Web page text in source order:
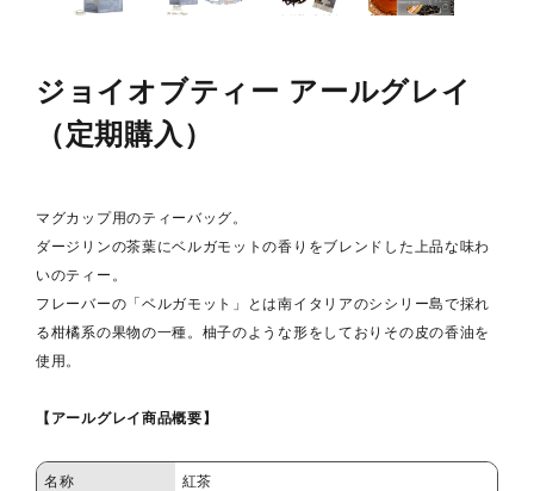
ご利用ガイド
プライバシーポリシー
特定商取引法について
ジョイオブティー アールグレイ
（定期購入）
マグカップ用のティーバッグ。
ダージリンの茶葉にベルガモットの香りをブレンドした上品な味わ
いのティー。
フレーバーの「ベルガモット」とは南イタリアのシシリー島で採れ
る柑橘系の果物の一種。柚子のような形をしておりその皮の香油を
使用。
【アールグレイ商品概要】
名称 紅茶